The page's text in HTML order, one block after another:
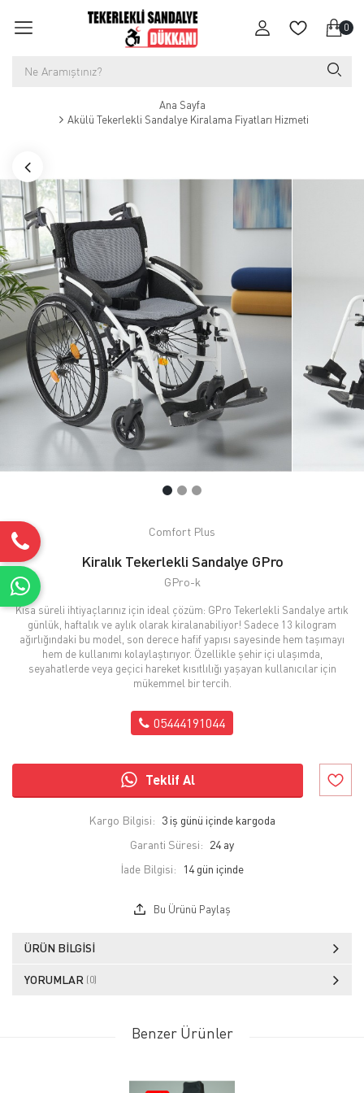
0
Ana Sayfa
Akülü Tekerlekli Sandalye Kiralama Fiyatları Hizmeti
Comfort Plus
Kiralık Tekerlekli Sandalye GPro
GPro-k
Kısa süreli ihtiyaçlarınız için ideal çözüm: GPro Tekerlekli Sandalye artık
günlük, haftalık ve aylık olarak kiralanabiliyor! Sadece 13 kilogram
ağırlığındaki bu model, son derece hafif yapısı sayesinde hem taşımayı
hem de kullanımı kolaylaştırıyor. Özellikle şehir içi ulaşımda,
seyahatlerde veya geçici hareket kısıtlılığı yaşayan kullanıcılar için
mükemmel bir tercih.
05444191044
Teklif Al
Kargo Bilgisi: 3 iş günü içinde kargoda
Garanti Süresi: 24 ay
İade Bilgisi:
Bu Ürünü Paylaş
ÜRÜN BILGISI
YORUMLAR (0)
Benzer Ürünler